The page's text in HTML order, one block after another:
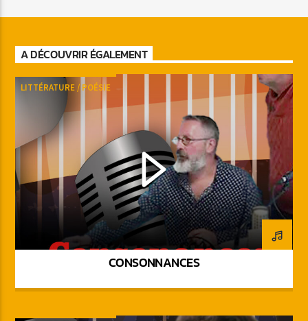
A DÉCOUVRIR ÉGALEMENT
LITTÉRATURE / POÉSIE
CONSONNANCES